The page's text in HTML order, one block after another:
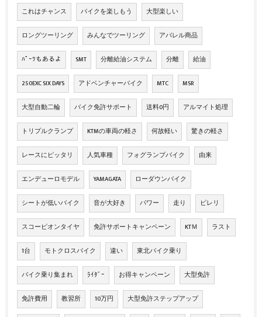
これはチャンス バイクを楽しもう 大型楽しい
ロングツーリング みんなでツーリング アパレル商品
ﾊﾟｰﾂもあるよ SMT 分離給油システム 分離 給油
250EXC SIX DAYS アドベンチャーバイク MTC MSR
大型自動二輪 バイク免許サポート 送料0円 アルマイト処理
トリプルクランプ KTMの車両の軽さ 何故軽い 驚きの軽さ
レースにピッタリ 人気車種 フォグランプバイク 由来
エンデューロモデル YAMAGATA ローダウンバイク
シートが低いバイク 音が大好き パワー 走り ピレリ
スコーピオンタイヤ 免許サポートキャンペーン KTＭ ラスト
1台 モトクロスバイク 違い 東北バイク乗り
バイク乗り集まれ ﾗｲﾀﾞｰ お得キャンペーン 大型免許
免許費用 教習所 10万円 大型免許ステップアップ